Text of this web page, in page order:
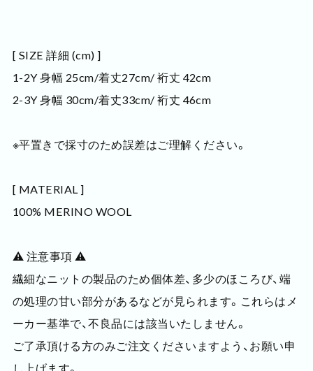
[ SIZE 詳細 (cm) ]
1-2Y 身幅 25cm/着丈27cm/ 裄丈 42cm
2-3Y 身幅 30cm/着丈33cm/ 裄丈 46cm
※平置きで採寸のため誤差はご理解ください。
[ MATERIAL ]
100% MERINO WOOL
⚠️ 注意事項 ⚠️
繊細なニットの製品のため個体差、多少のほころび、端
の処理の甘い部分があるなどが見られます。これらはメ
ーカー基準で、不良品には該当いたしません。
ご了承頂ける方のみご注文くださいますよう、お願い申
し上げます。